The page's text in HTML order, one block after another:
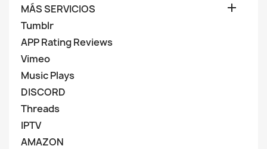
MÁS SERVICIOS

Tumblr
APP Rating Reviews
Vimeo
Music Plays
DISCORD
Threads
IPTV
AMAZON